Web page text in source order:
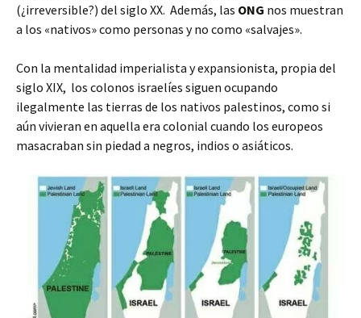
(¿irreversible?) del siglo XX. Además, las ONG nos muestran
a los «nativos» como personas y no como «salvajes».
Con la mentalidad imperialista y expansionista, propia del
siglo XIX, los colonos israelíes siguen ocupando
ilegalmente las tierras de los nativos palestinos, como si
aún vivieran en aquella era colonial cuando los europeos
masacraban sin piedad a negros, indios o asiáticos.